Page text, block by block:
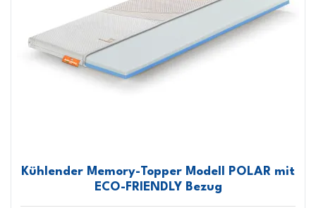
Kühlender Memory-Topper Modell POLAR mit
ECO-FRIENDLY Bezug